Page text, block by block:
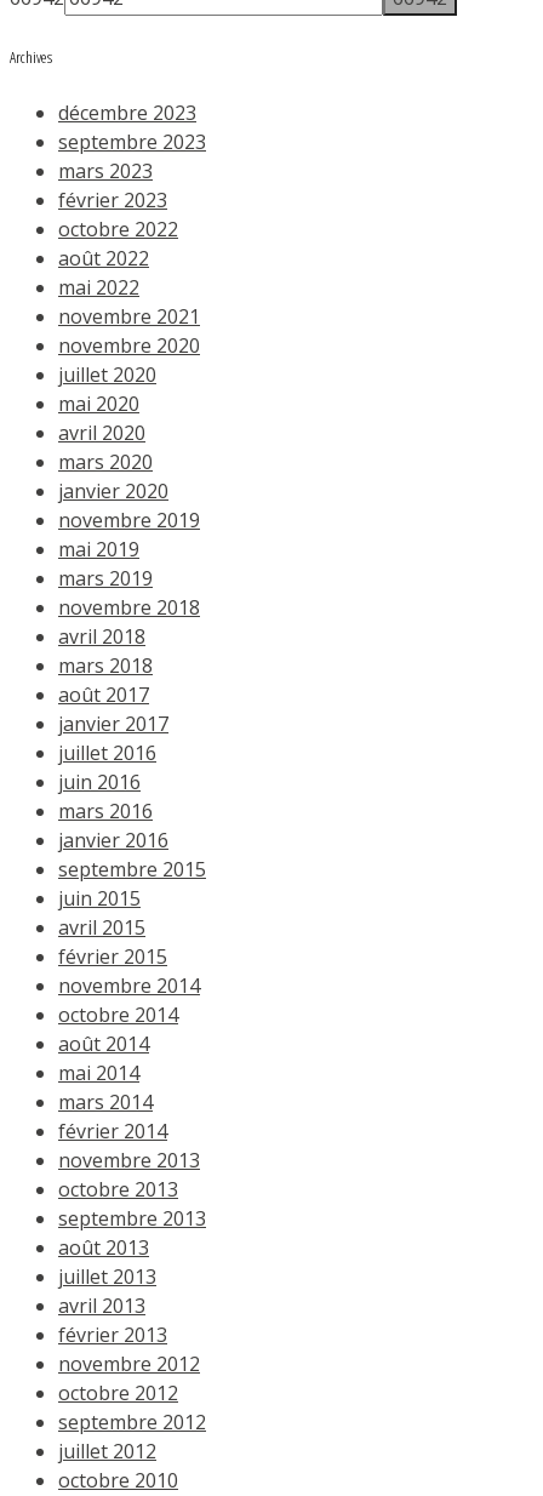
Archives
décembre 2023
septembre 2023
mars 2023
février 2023
octobre 2022
août 2022
mai 2022
novembre 2021
novembre 2020
juillet 2020
mai 2020
avril 2020
mars 2020
janvier 2020
novembre 2019
mai 2019
mars 2019
novembre 2018
avril 2018
mars 2018
août 2017
janvier 2017
juillet 2016
juin 2016
mars 2016
janvier 2016
septembre 2015
juin 2015
avril 2015
février 2015
novembre 2014
octobre 2014
août 2014
mai 2014
mars 2014
février 2014
novembre 2013
octobre 2013
septembre 2013
août 2013
juillet 2013
avril 2013
février 2013
novembre 2012
octobre 2012
septembre 2012
juillet 2012
octobre 2010